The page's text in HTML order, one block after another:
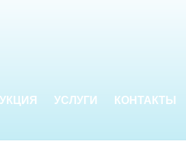
УСЛУГИ КОНТАКТЫ